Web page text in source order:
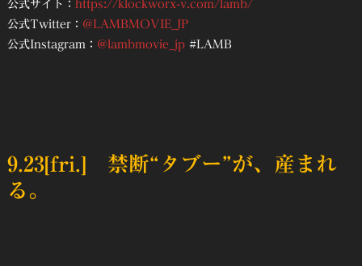
公式サイト： https://klockworx-v.com/lamb/
公式Twitter： @LAMBMOVIE_JP
公式Instagram： @lambmovie_jp#LAMB
9.23[fri.]
禁断“タブー”が、産まれ
る。